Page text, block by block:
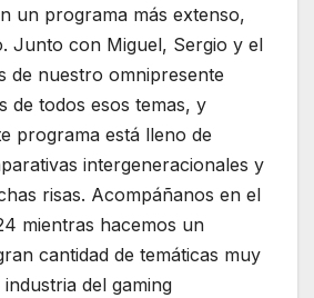
un programa más extenso,
Junto con Miguel, Sergio y el
de nuestro omnipresente
de todos esos temas, y
programa está lleno de
intergeneracionales y
risas. Acompáñanos en el
mientras hacemos un
cantidad de temáticas muy
del gaming